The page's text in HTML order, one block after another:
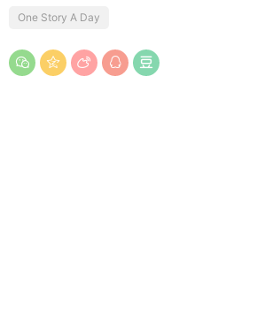
One Story A Day